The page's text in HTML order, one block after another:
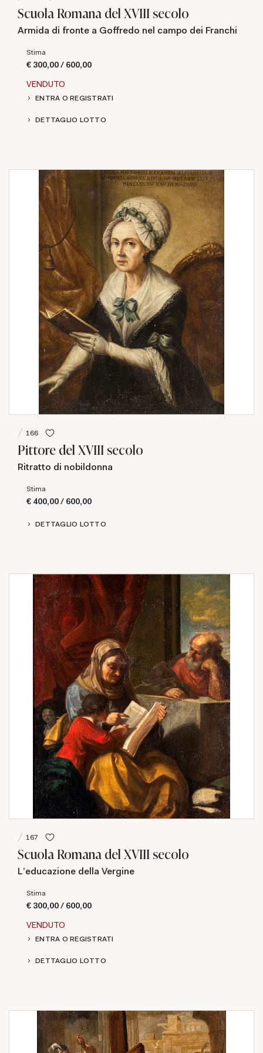
Scuola Romana del XVIII secolo
Armida di fronte a Goffredo nel campo dei Franchi
Stima
€ 300,00 / 600,00
VENDUTO
ENTRA O REGISTRATI
DETTAGLIO LOTTO
166
Pittore del XVIII secolo
Ritratto di nobildonna
Stima
€ 400,00 / 600,00
DETTAGLIO LOTTO
167
Scuola Romana del XVIII secolo
L'educazione della Vergine
Stima
€ 300,00 / 600,00
VENDUTO
ENTRA O REGISTRATI
DETTAGLIO LOTTO